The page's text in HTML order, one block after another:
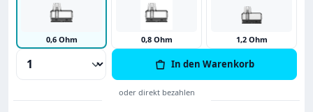
0,6 Ohm 0,8 Ohm 1,2 Ohm
Produkt Anzahl: Gib den gewünschten
In den Warenkorb